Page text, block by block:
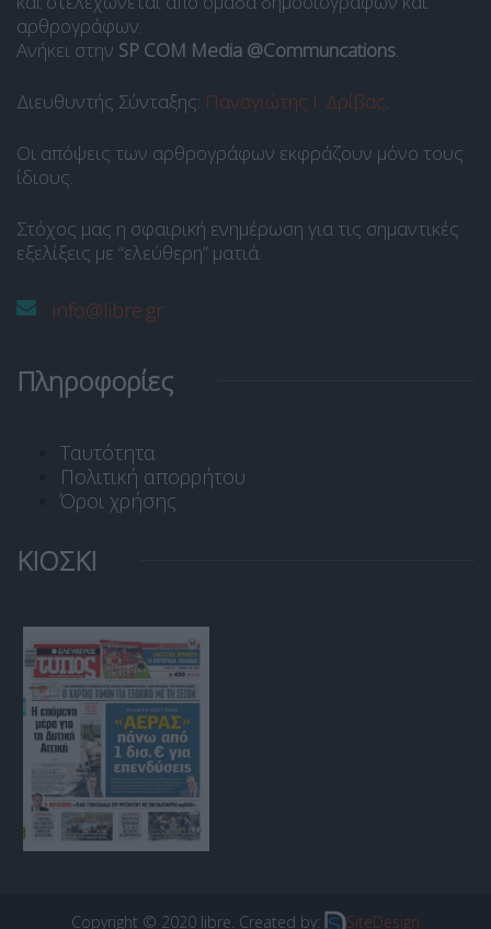
αρθρογράφων.
Ανήκει στην SP COM Media @Communcations
Διευθυντής Σύνταξης: Παναγιώτης Ι. Δρίβας
Οι απόψεις των αρθρογράφων εκφράζουν μόνο τους
ίδιους.
Στόχος μας η σφαιρική ενημέρωση για τις σημαντικές
εξελίξεις με “ελεύθερη” ματιά.
info@libre.gr
Πληροφορίες
Ταυτότητα
Πολιτική απορρήτου
Όροι χρήσης
ΚΙΟΣΚΙ
Copyright © 2020 libre. Created by: SiteDesign